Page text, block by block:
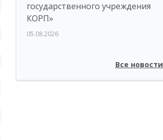
государственного учреждения
КОРП»
05.08.2026
Все новости